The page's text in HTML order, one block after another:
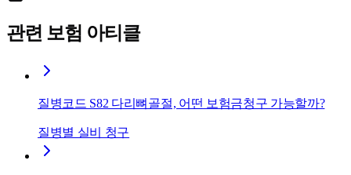
관련 보험 아티클
질병코드 S82 다리뼈골절, 어떤 보험금청구 가능할까?
질병별 실비 청구